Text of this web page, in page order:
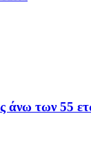
άνω των 55